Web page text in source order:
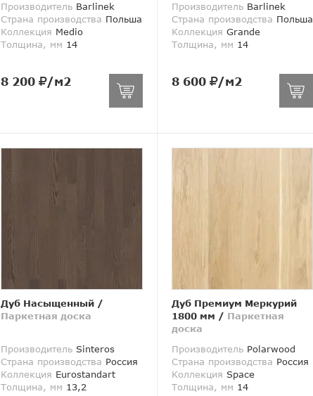
ПроизводительBarlinek
Страна производства Польша
Коллекция Medio
Толщина, мм 14
8 200 /м2
ПроизводительBarlinek
Страна производства Польша
Коллекция Grande
Толщина, мм 14
8 600 /м2
Дуб Насыщенный/
Паркетная доска
ПроизводительSinteros
Страна производства Россия
Коллекция Eurostandart
Толщина, мм 13,2
Дуб Премиум Меркурий
1800 мм / Паркетная
доска
ПроизводительPolarwood
Страна производства Россия
Коллекция Space
Толщина, мм 14